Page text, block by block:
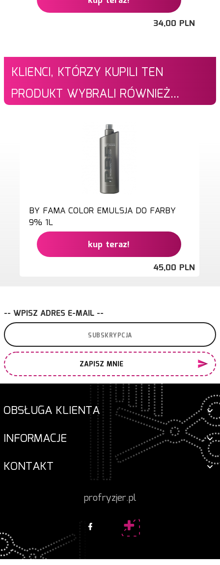
34,00 PLN
KLIENCI, KTÓRZY KUPILI TEN
PRODUKT WYBRALI RÓWNIEŻ...
BY FAMA COLOR EMULSJA DO FARBY
9% 1L
kup teraz!
45,00 PLN
-- WPISZ ADRES E-MAIL --
ZAPISZ MNIE
OBSŁUGA KLIENTA
INFORMACJE
KONTAKT
profryzjer.pl